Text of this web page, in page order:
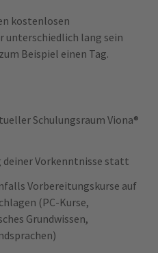
kostenlosen
unterschiedlich lang sein
Beispiel einen Tag.
Schulungsraum Viona®
Vorkenntnisse statt
Vorbereitungskurse auf
(PC-Kurse,
Grundwissen,